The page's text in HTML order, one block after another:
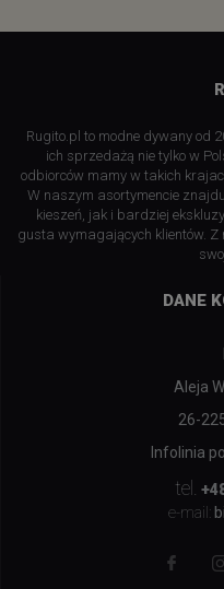
Rugito.pl to modne dywany od
ich sprzedażą nie tylko w
odbiorców mamy w takich
W naszym asortymencie
kieszeń, jak i bardziej
gusta wymagających klientów.
DANE
Aleja
26-
Infolinia
tel.
e-mail: